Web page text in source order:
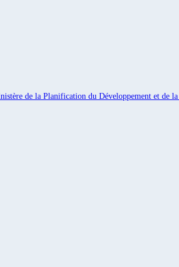
de la Planification du Développement et de